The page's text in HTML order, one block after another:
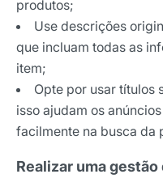
produtos;
Use descrições
que incluam todas as
item;
Opte por usar títulos
isso ajudam os
facilmente na busca da
Realizar uma